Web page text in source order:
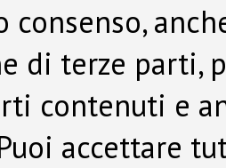
consenso,
di terze parti,
contenuti e
accettare